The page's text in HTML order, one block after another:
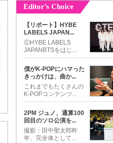
Editor’s Choice
【リポート】HYBE
LABELS JAPAN...
ⒸHYBE LABELS
JAPANBTSをはじ ...
僕がK-POPにハマった
きっかけは、曲か...
これまでもたくさんの
K-POPコンテンツ...
2PM ジュノ、通算100
回目のソロ公演を...
撮影：田中聖太郎昨
年、完全体として...